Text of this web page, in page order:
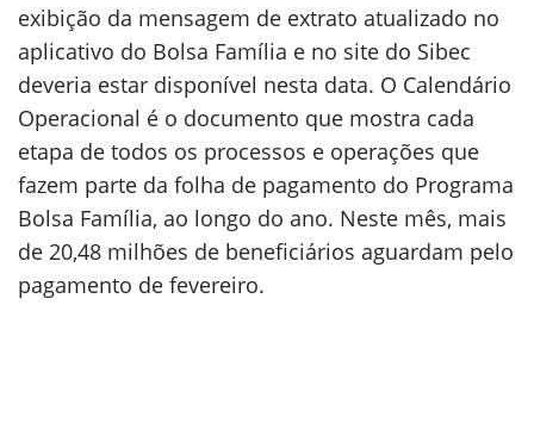
exibição da mensagem de extrato atualizado no
aplicativo do Bolsa Família e no site do Sibec
deveria estar disponível nesta data. O Calendário
Operacional é o documento que mostra cada
etapa de todos os processos e operações que
fazem parte da folha de pagamento do Programa
Bolsa Família, ao longo do ano. Neste mês, mais
de 20,48 milhões de beneficiários aguardam pelo
pagamento de fevereiro.